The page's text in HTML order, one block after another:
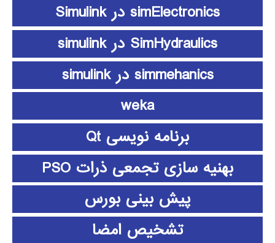
simElectronics در Simulink
SimHydraulics در simulink
simmehanics در simulink
weka
برنامه نویسی Qt
بهنیه سازی تجمعی ذرات PSO
پیش بینی بورس
تشخیص امضا